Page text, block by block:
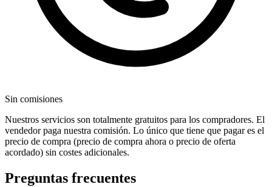
Sin comisiones
Nuestros servicios son totalmente gratuitos para los compradores. El
vendedor paga nuestra comisión. Lo único que tiene que pagar es el
precio de compra (precio de compra ahora o precio de oferta
acordado) sin costes adicionales.
Preguntas frecuentes